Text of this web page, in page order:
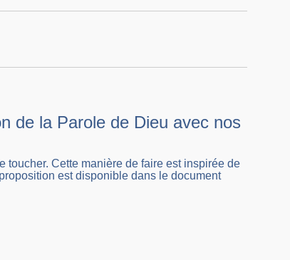
de la Parole de Dieu avec nos
toucher. Cette manière de faire est inspirée de
est disponible dans le document